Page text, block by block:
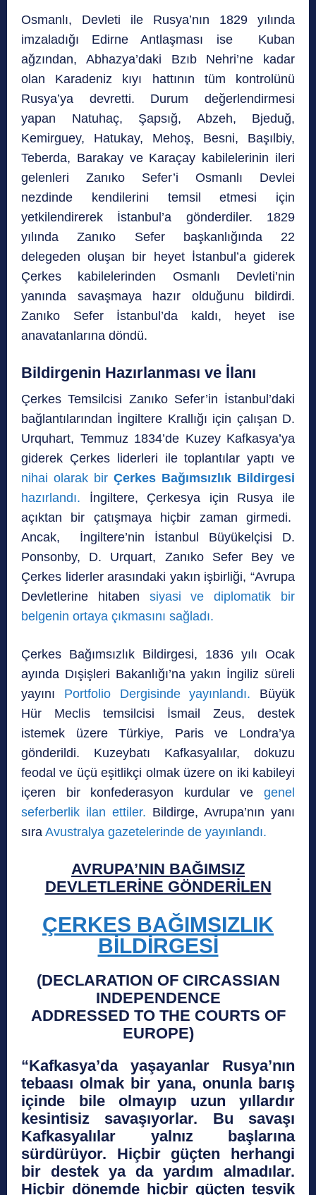
Osmanlı, Devleti ile Rusya’nın 1829 yılında
imzaladığı Edirne Antlaşması ise Kuban
ağzından, Abhazya’daki Bzıb Nehri’ne kadar
olan Karadeniz kıyı hattının tüm kontrolünü
Rusya’ya devretti. Durum değerlendirmesi
yapan Natuhaç, Şapsığ, Abzeh, Bjeduğ,
Kemirguey, Hatukay, Mehoş, Besni, Başılbiy,
Teberda, Barakay ve Karaçay kabilelerinin ileri
gelenleri Zanıko Sefer’i Osmanlı Devlei
nezdinde kendilerini temsil etmesi için
yetkilendirerek İstanbul’a gönderdiler. 1829
yılında Zanıko Sefer başkanlığında 22
delegeden oluşan bir heyet İstanbul’a giderek
Çerkes kabilelerinden Osmanlı Devleti’nin
yanında savaşmaya hazır olduğunu bildirdi.
Zanıko Sefer İstanbul’da kaldı, heyet ise
anavatanlarına döndü.
Bildirgenin Hazırlanması ve İlanı
Çerkes Temsilcisi Zanıko Sefer’in İstanbul’daki
bağlantılarından İngiltere Krallığı için çalışan D.
Urquhart, Temmuz 1834’de Kuzey Kafkasya’ya
giderek Çerkes liderleri ile toplantılar yaptı ve
nihai olarak bir Çerkes Bağımsızlık Bildirgesi
hazırlandı. İngiltere, Çerkesya için Rusya ile
açıktan bir çatışmaya hiçbir zaman girmedi.
Ancak, İngiltere’nin İstanbul Büyükelçisi D.
Ponsonby, D. Urquart, Zanıko Sefer Bey ve
Çerkes liderler arasındaki yakın işbirliği, “Avrupa
Devletlerine hitaben siyasi ve diplomatik bir
belgenin ortaya çıkmasını sağladı.
Çerkes Bağımsızlık Bildirgesi, 1836 yılı Ocak
ayında Dışişleri Bakanlığı’na yakın İngiliz süreli
yayını Portfolio Dergisinde yayınlandı. Büyük
Hür Meclis temsilcisi İsmail Zeus, destek
istemek üzere Türkiye, Paris ve Londra’ya
gönderildi. Kuzeybatı Kafkasyalılar, dokuzu
feodal ve üçü eşitlikçi olmak üzere on iki kabileyi
içeren bir konfederasyon kurdular ve genel
seferberlik ilan ettiler. Bildirge, Avrupa’nın yanı
sıra Avustralya gazetelerinde de yayınlandı.
AVRUPA’NIN BAĞIMSIZ
DEVLETLERİNE GÖNDERİLEN
ÇERKES BAĞIMSIZLIK
BİLDİRGESİ
(DECLARATION OF CIRCASSIAN
INDEPENDENCE
ADDRESSED TO THE COURTS OF
EUROPE)
“Kafkasya’da yaşayanlar Rusya’nın
tebaası olmak bir yana, onunla barış
içinde bile olmayıp uzun yıllardır
kesintisiz savaşıyorlar. Bu savaşı
Kafkasyalılar yalnız başlarına
sürdürüyor. Hiçbir güçten herhangi
bir destek ya da yardım almadılar.
Hiçbir dönemde hiçbir güçten teşvik